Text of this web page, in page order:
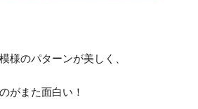
様のパターンが美しく、
がまた面白い！